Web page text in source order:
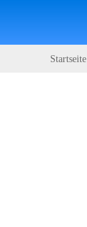
Startseite